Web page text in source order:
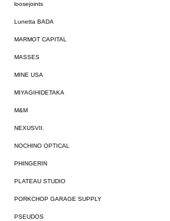
loosejoints
Lunetta BADA
MARMOT CAPITAL
MASSES
MINE USA
MIYAGIHIDETAKA
M&M
NEXUSVII.
NOCHINO OPTICAL
PHINGERIN
PLATEAU STUDIO
PORKCHOP GARAGE SUPPLY
PSEUDOS